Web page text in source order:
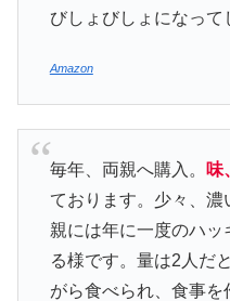
びしょびしょになって
Amazon
毎年、両親へ購入。 味
ております。少々、
親には年に一度のハ
る様です。量は2人だ
がら食べられ、食事を